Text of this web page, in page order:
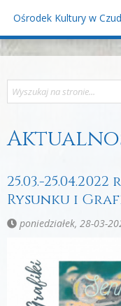
Ośrodek Kultury w
25.03.-
Rysunku i
poniedziałek, 28-03-